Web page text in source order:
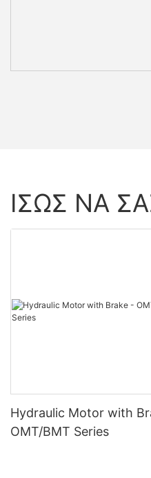
ΊΣΩΣ ΝΑ
Hydraulic Motor with
OMT/BMT Series